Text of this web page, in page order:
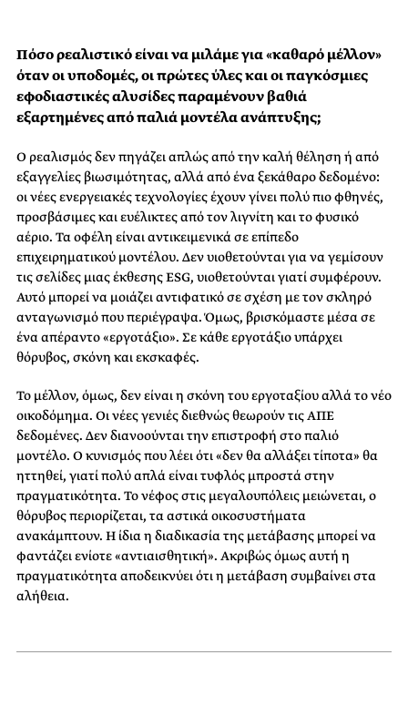
Πόσο ρεαλιστικό είναι να μιλάμε για «καθαρό μέλλον»
όταν οι υποδομές, οι πρώτες ύλες και οι παγκόσμιες
εφοδιαστικές αλυσίδες παραμένουν βαθιά
εξαρτημένες από παλιά μοντέλα ανάπτυξης;
Ο ρεαλισμός δεν πηγάζει απλώς από την καλή θέληση ή από
εξαγγελίες βιωσιμότητας, αλλά από ένα ξεκάθαρο δεδομένο:
οι νέες ενεργειακές τεχνολογίες έχουν γίνει πολύ πιο φθηνές,
προσβάσιμες και ευέλικτες από τον λιγνίτη και το φυσικό
αέριο. Τα οφέλη είναι αντικειμενικά σε επίπεδο
επιχειρηματικού μοντέλου. Δεν υιοθετούνται για να γεμίσουν
τις σελίδες μιας έκθεσης ESG, υιοθετούνται γιατί συμφέρουν.
Αυτό μπορεί να μοιάζει αντιφατικό σε σχέση με τον σκληρό
ανταγωνισμό που περιέγραψα. Όμως, βρισκόμαστε μέσα σε
ένα απέραντο «εργοτάξιο». Σε κάθε εργοτάξιο υπάρχει
θόρυβος, σκόνη και εκσκαφές.
Το μέλλον, όμως, δεν είναι η σκόνη του εργοταξίου αλλά το νέο
οικοδόμημα. Οι νέες γενιές διεθνώς θεωρούν τις ΑΠΕ
δεδομένες. Δεν διανοούνται την επιστροφή στο παλιό
μοντέλο. Ο κυνισμός που λέει ότι «δεν θα αλλάξει τίποτα» θα
ηττηθεί, γιατί πολύ απλά είναι τυφλός μπροστά στην
πραγματικότητα. Το νέφος στις μεγαλουπόλεις μειώνεται, ο
θόρυβος περιορίζεται, τα αστικά οικοσυστήματα
ανακάμπτουν. Η ίδια η διαδικασία της μετάβασης μπορεί να
φαντάζει ενίοτε «αντιαισθητική». Ακριβώς όμως αυτή η
πραγματικότητα αποδεικνύει ότι η μετάβαση συμβαίνει στα
αλήθεια.